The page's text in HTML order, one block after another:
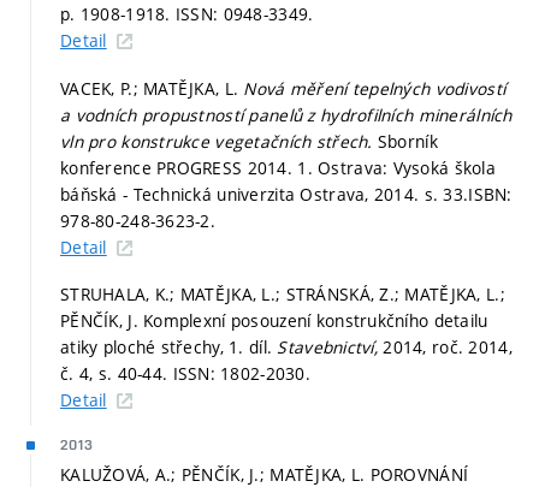
p. 1908-1918. ISSN: 0948-3349.
Detail
VACEK, P.; MATĚJKA, L. Nová měření tepelných vodivostí
a vodních propustností panelů z hydrofilních minerálních
vln pro konstrukce vegetačních střech. Sborník
konference PROGRESS 2014. 1. Ostrava: Vysoká škola
báňská - Technická univerzita Ostrava, 2014. s. 33.ISBN:
978-80-248-3623-2.
Detail
STRUHALA, K.; MATĚJKA, L.; STRÁNSKÁ, Z.; MATĚJKA, L.;
PĚNČÍK, J. Komplexní posouzení konstrukčního detailu
atiky ploché střechy, 1. díl. Stavebnictví,2014, roč. 2014,
č. 4, s. 40-44. ISSN: 1802-2030.
Detail
2013
KALUŽOVÁ, A.; PĚNČÍK, J.; MATĚJKA, L. POROVNÁNÍ